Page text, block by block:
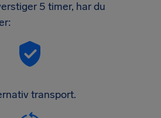
5 timer, har du
transport.